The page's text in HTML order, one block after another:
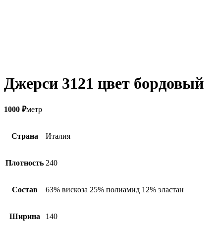
Джерси 3121 цвет бордовый
1000 ₽метр
Страна Италия
Плотность 240
Состав 63% вискоза 25% полиамид 12% эластан
Ширина 140